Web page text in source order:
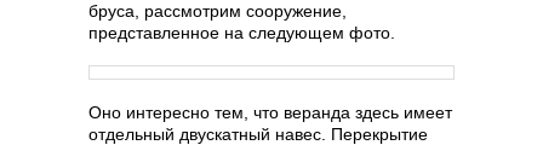
бруса, рассмотрим сооружение,
представленное на следующем фото.
Оно интересно тем, что веранда здесь имеет
отдельный двускатный навес. Перекрытие